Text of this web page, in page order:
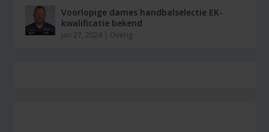
Voorlopige dames handbalselectie EK-
kwalificatie bekend
jan 27, 2024 | Overig